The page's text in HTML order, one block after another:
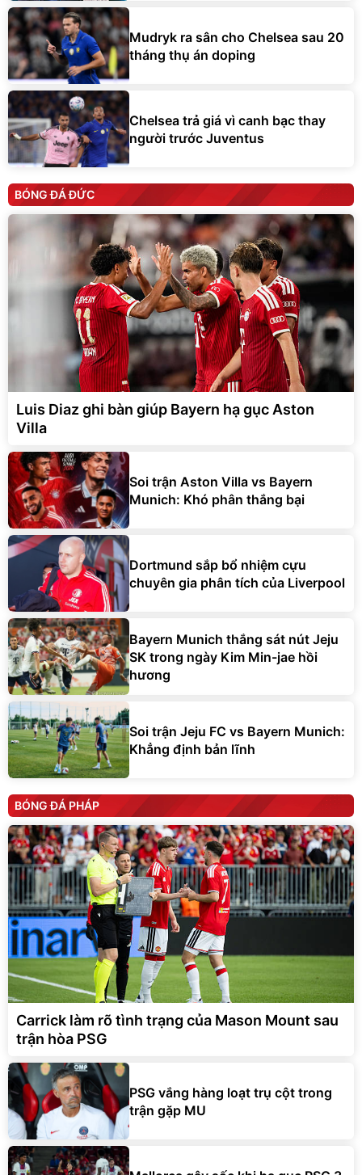
Mudryk ra sân cho Chelsea sau 20
tháng thụ án doping
Chelsea trả giá vì canh bạc thay
người trước Juventus
BÓNG ĐÁ ĐỨC
Luis Diaz ghi bàn giúp Bayern hạ gục Aston
Villa
Soi trận Aston Villa vs Bayern
Munich: Khó phân thắng bại
Dortmund sắp bổ nhiệm cựu
chuyên gia phân tích của Liverpool
Bayern Munich thắng sát nút Jeju
SK trong ngày Kim Min-jae hồi
hương
Soi trận Jeju FC vs Bayern Munich:
Khẳng định bản lĩnh
BÓNG ĐÁ PHÁP
Carrick làm rõ tình trạng của Mason Mount sau
trận hòa PSG
PSG vắng hàng loạt trụ cột trong
trận gặp MU